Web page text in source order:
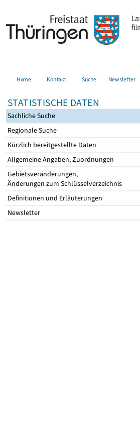
Home Kontakt Suche Newsletter
STATISTISCHE DATEN
Sachliche Suche
Regionale Suche
Kürzlich bereitgestellte Daten
Allgemeine Angaben, Zuordnungen
Gebietsveränderungen,
Änderungen zum Schlüsselverzeichnis
Definitionen und Erläuterungen
Newsletter